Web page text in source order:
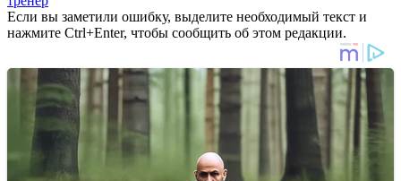
Если вы заметили ошибку, выделите необходимый текст и
нажмите Ctrl+Enter, чтобы сообщить об этом редакции.